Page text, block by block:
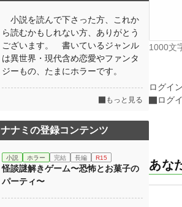
1000文
ログイ
ログ
あな
小説を読んで下さった方、これか
ら読むかもしれない方、ありがとう
ございます。 書いているジャンル
は異世界・現代含め恋愛やファンタ
ジーもの、たまにホラーです。
もっと見る
ナナミの登録コンテンツ
小説 ホラー 完結 長編 R15
怪談謎解きゲーム〜恐怖とお菓子の
パーティ〜